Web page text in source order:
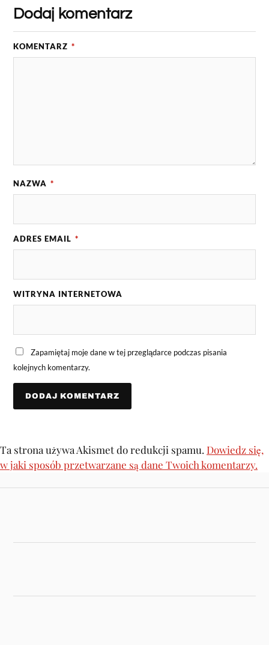
Dodaj komentarz
KOMENTARZ *
NAZWA *
ADRES EMAIL *
WITRYNA INTERNETOWA
Zapamiętaj moje dane w tej przeglądarce podczas pisania
kolejnych komentarzy.
Ta strona używa Akismet do redukcji spamu. Dowiedz się,
w jaki sposób przetwarzane są dane Twoich komentarzy.